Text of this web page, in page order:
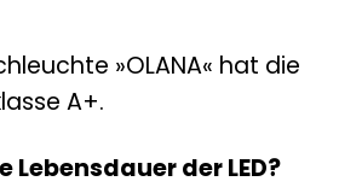
»OLANA« hat die
A+.
Lebensdauer der LED?